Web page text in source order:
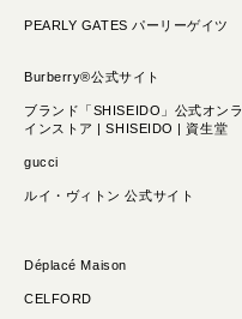
PEARLY GATES パーリーゲイツ
Burberry®公式サイト
ブランド「SHISEIDO」公式オンラ
インストア | SHISEIDO | 資生堂
gucci
ルイ・ヴィトン 公式サイト
Déplacé Maison
CELFORD